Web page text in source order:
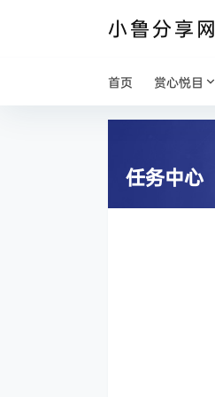
小鲁分享网
首页 赏心悦目
任务中心